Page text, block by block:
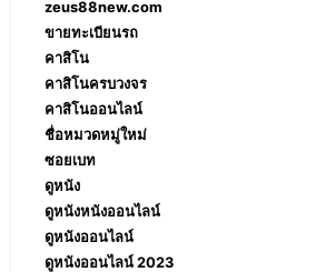
zeus88new.com
ขายทะเบียนรถ
คาสิโน
คาสิโนครบวงจร
คาสิโนออนไลน์
ชื่อหมวดหมู่ใหม่
ซอยเบท
ดูหนัง
ดูหนังหนังออนไลน์
ดูหนังออนไลน์
ดูหนังออนไลน์ 2023